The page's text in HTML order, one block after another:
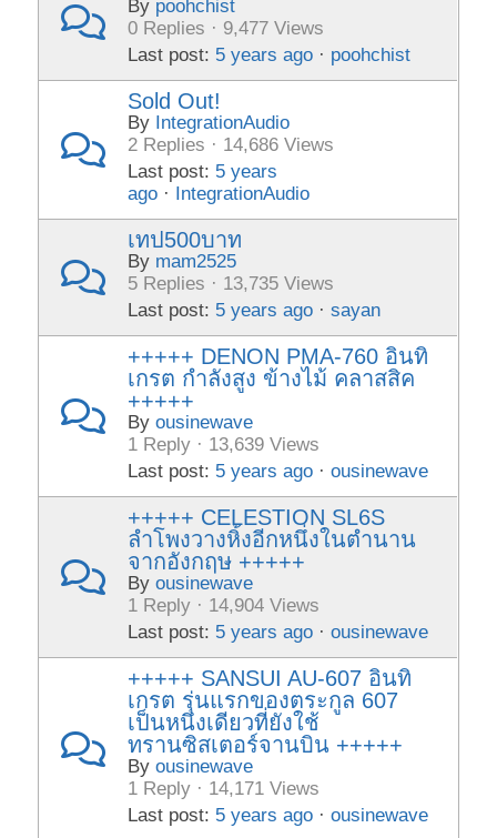
By poohchist
0 Replies · 9,477 Views
Last post: 5 years ago · poohchist
Sold Out!
By IntegrationAudio
2 Replies · 14,686 Views
Last post: 5 years
ago · IntegrationAudio
เทป500บาท
By mam2525
5 Replies · 13,735 Views
Last post: 5 years ago ·sayan
+++++ DENON PMA-760 อินทิ
เกรต กำลังสูง ข้างไม้ คลาสสิค
+++++
Byousinewave
1 Reply · 13,639 Views
Last post: 5 years ago ·ousinewave
+++++ CELESTION SL6S
ลำโพงวางหิ้งอีกหนึ่งในตำนาน
จากอังกฤษ +++++
Byousinewave
1 Reply · 14,904 Views
Last post: 5 years ago ·ousinewave
+++++ SANSUI AU-607 อินทิ
เกรต รุ่นแรกของตระกูล 607
เป็นหนึ่งเดียวที่ยังใช้
ทรานซิสเตอร์จานบิน +++++
Byousinewave
1 Reply · 14,171 Views
Last post: 5 years ago ·ousinewave